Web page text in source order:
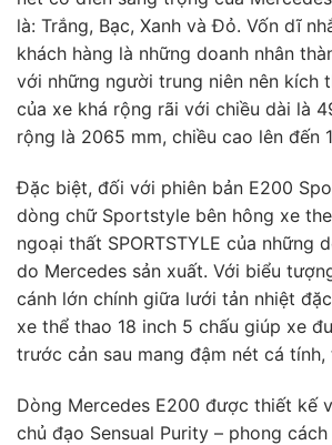
là: Trắng, Bạc, Xanh và Đỏ. Vốn dĩ
khách hàng là những doanh nhân
với những người trung niên nên kích
của xe khá rộng rãi với chiều dài là
rộng là 2065 mm, chiều cao lên đến
Đặc biệt, đối với phiên bản E200
dòng chữ Sportstyle bên hông xe
ngoại thất SPORTSTYLE của những
do Mercedes sản xuất. Với biểu
cánh lớn chính giữa lưới tản nhiệt
xe thể thao 18 inch 5 chấu giúp xe
trước cản sau mang đậm nét cá tính,
Dòng Mercedes E200 được thiết kế
chủ đạo Sensual Purity – phong